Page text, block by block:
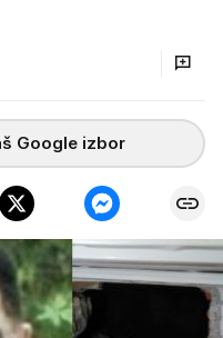
Google izbor